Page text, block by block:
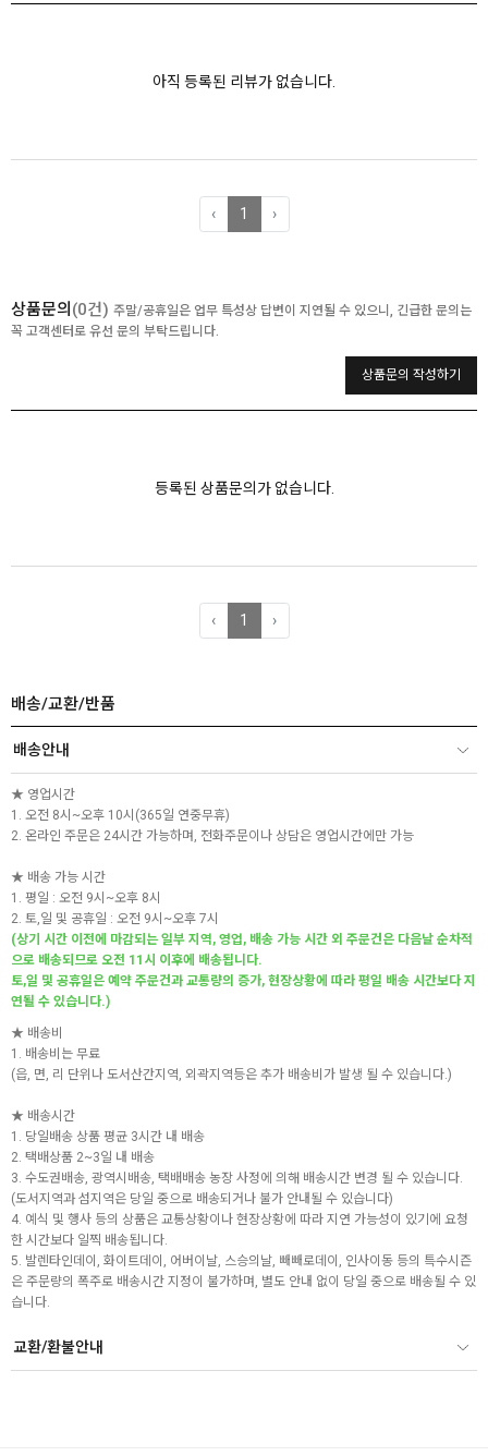
아직 등록된 리뷰가 없습니다.
‹ 1 ›
상품문의 (0건) 주말/공휴일은 업무 특성상 답변이 지연될 수 있으니, 긴급한 문의는
꼭 고객센터로 유선 문의 부탁드립니다.
상품문의 작성하기
등록된 상품문의가 없습니다.
‹ 1 ›
배송/교환/반품
배송안내
★ 영업시간
1. 오전 8시~오후 10시(365일 연중무휴)
2. 온라인 주문은 24시간 가능하며, 전화주문이나 상담은 영업시간에만 가능
★ 배송 가능 시간
1. 평일 : 오전 9시~오후 8시
2. 토,일 및 공휴일 : 오전 9시~오후 7시
(상기 시간 이전에 마감되는 일부 지역, 영업, 배송 가능 시간 외 주문건은 다음날 순차적
으로 배송되므로 오전 11시 이후에 배송됩니다.
토,일 및 공휴일은 예약 주문건과 교통량의 증가, 현장상황에 따라 평일 배송 시간보다 지
연될 수 있습니다.)
★ 배송비
1. 배송비는 무료
(읍, 면, 리 단위나 도서산간지역, 외곽지역등은 추가 배송비가 발생 될 수 있습니다.)
★ 배송시간
1. 당일배송 상품 평균 3시간 내 배송
2. 택배상품 2~3일 내 배송
3. 수도권배송, 광역시배송, 택배배송 농장 사정에 의해 배송시간 변경 될 수 있습니다.
(도서지역과 섬지역은 당일 중으로 배송되거나 불가 안내될 수 있습니다)
4. 예식 및 행사 등의 상품은 교통상황이나 현장상황에 따라 지연 가능성이 있기에 요청
한 시간보다 일찍 배송됩니다.
5. 발렌타인데이, 화이트데이, 어버이날, 스승의날, 빼빼로데이, 인사이동 등의 특수시즌
은 주문량의 폭주로 배송시간 지정이 불가하며, 별도 안내 없이 당일 중으로 배송될 수 있
습니다.
교환/환불안내